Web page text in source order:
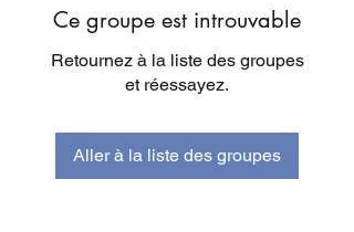
Ce groupe est introuvable
Retournez à la liste des groupes
et réessayez.
Aller à la liste des groupes